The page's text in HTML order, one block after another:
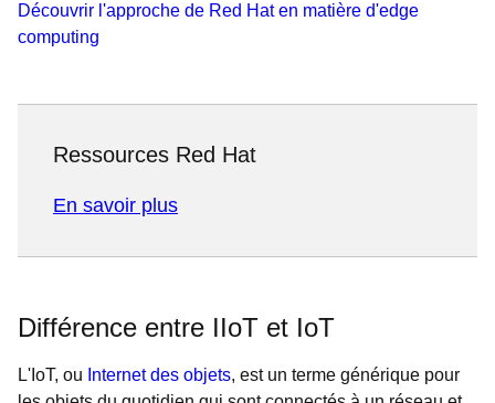
Découvrir l'approche de Red Hat en matière d'edge
computing
Ressources Red Hat
En savoir plus
Différence entre IIoT et IoT
L'IoT, ou Internet des objets, est un terme générique pour